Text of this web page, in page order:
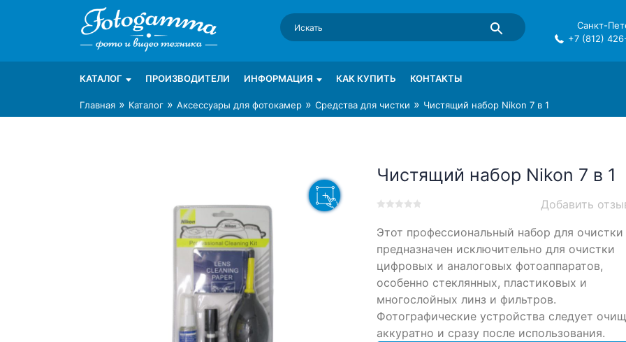
Интернет-магазин фототехники Foto-Gamma в СПб
Магазин фотоаксессуаров foto-gamma.ru
Санкт-
+7 (812)
КАТАЛОГ ПРОИЗВОДИТЕЛИ ИНФОРМАЦИЯ КАК КУПИТЬ КОНТАКТЫ
Главная » Каталог » Аксессуары для фотокамер » Средства для чистки » Чистящий набор Nikon 7 в 1
Чистящий набор Nikon 7 в 1
out
based
on
customer
ratings
Добавить
Этот профессиональный набор для очистки
предназначен исключительно для очистки
цифровых и аналоговых фотоаппаратов,
особенно стеклянных, пластиковых и
многослойных линз и фильтров.
Фотографические устройства следует
аккуратно и сразу после использования.